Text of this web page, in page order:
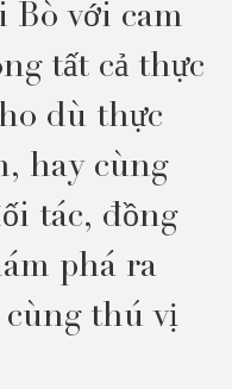
Bò với cam
tất cả thực
dù thực
hay cùng
tác, đồng
phá ra
cùng thú vị